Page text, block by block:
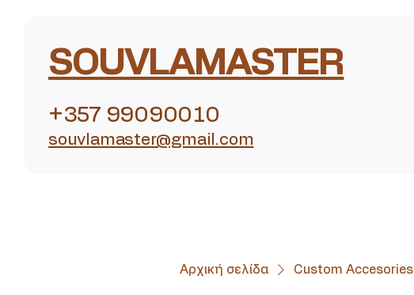
SOUVLAMASTER
+357 99090010
souvlamaster@gmail.com
Αρχική σελίδα Custom Accesories